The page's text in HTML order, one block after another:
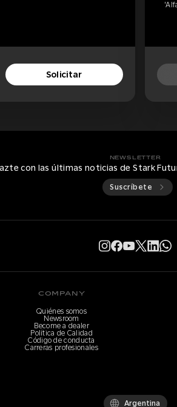
Solicitar
NEWSLETTER
con las últimas noticias de Stark
Suscríbete
COMPANY
Quiénes somos
Newsroom
Become a dealer
Política de Calidad
Código de conducta
Carreras profesionales
Argentina